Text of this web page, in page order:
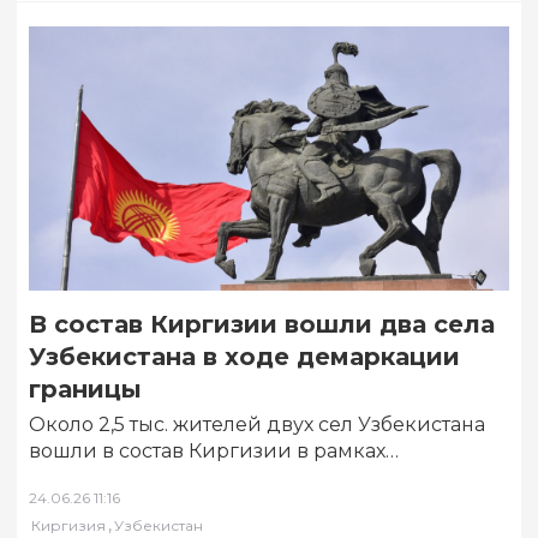
В состав Киргизии вошли два села
Узбекистана в ходе демаркации
границы
Около 2,5 тыс. жителей двух сел Узбекистана
вошли в состав Киргизии в рамках
этом…
24.06.26 11:16
Киргизия ,Узбекистан